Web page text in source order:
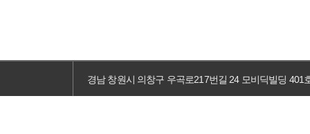
경남 창원시 의창구 우곡로217번길 24 모비딕빌딩